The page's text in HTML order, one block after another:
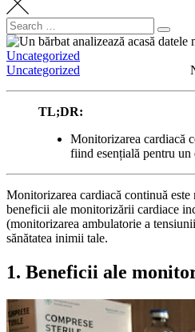
Search
for:
Search
Uncategorized
Uncategorized
TL;DR:
Monitorizarea cardiacă
fiind esențială pentru
Monitorizarea cardiacă continuă
beneficii ale monitorizării cardiace
(monitorizarea ambulatorie a
sănătatea inimii tale.
1. Beneficii ale